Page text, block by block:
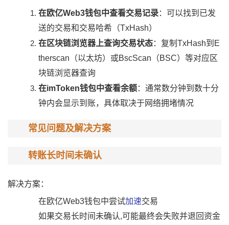
在欧亿Web3钱包中查看交易记录：可以找到已发
送的交易和交易哈希（TxHash）
在区块链浏览器上查询交易状态：复制TxHash到E
therscan（以太坊）或BscScan（BSC）等对应区
块链浏览器查询
在imToken钱包中查看余额：通常数分钟到数十分
钟内会显示到账，具体取决于网络拥堵情况
常见问题及解决方案
转账长时间未确认
解决方案：
在欧亿Web3钱包中尝试加速交易
如果交易长时间未确认,可能最终会失败并退回资金